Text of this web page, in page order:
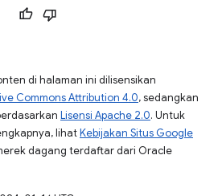
di halaman ini dilisensikan
Commons Attribution 4.0, sedangkan
Lisensi Apache 2.0. Untuk
lihatKebijakan Situs Google
dagang terdaftar dari Oracle